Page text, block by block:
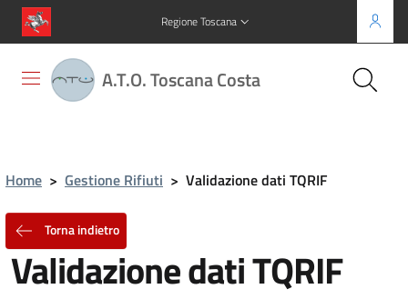
Regione Toscana
A.T.O. Toscana Costa
Home > Gestione Rifiuti > Validazione dati TQRIF
Torna indietro
Validazione dati TQRIF